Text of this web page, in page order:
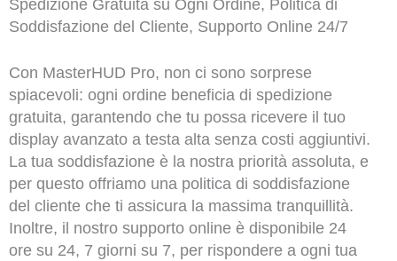
Spedizione Gratuita su Ogni Ordine, Politica di
Soddisfazione del Cliente, Supporto Online 24/7
Con MasterHUD Pro, non ci sono sorprese
spiacevoli: ogni ordine beneficia di spedizione
gratuita, garantendo che tu possa ricevere il tuo
display avanzato a testa alta senza costi aggiuntivi.
La tua soddisfazione è la nostra priorità assoluta, e
per questo offriamo una politica di soddisfazione
del cliente che ti assicura la massima tranquillità.
Inoltre, il nostro supporto online è disponibile 24
ore su 24, 7 giorni su 7, per rispondere a ogni tua